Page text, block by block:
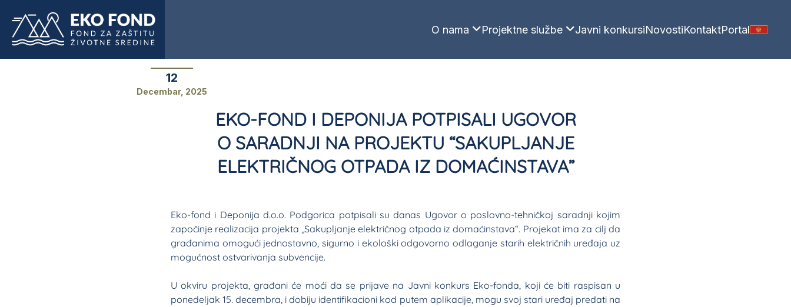
O nama Projektne službe Javni konkursiNovostiKontaktPortal
12
Decembar, 2025
EKO-FOND I DEPONIJA POTPISALI UGOVOR
O SARADNJI NA PROJEKTU “SAKUPLJANJE
ELEKTRIČNOG OTPADA IZ DOMAĆINSTAVA”
Eko-fond i Deponija d.o.o. Podgorica potpisali su danas Ugovor o poslovno-tehničkoj saradnji kojim
započinje realizacija projekta „Sakupljanje električnog otpada iz domaćinstava“. Projekat ima za cilj da
građanima omogući jednostavno, sigurno i ekološki odgovorno odlaganje starih električnih uređaja uz
mogućnost ostvarivanja subvencije.
U okviru projekta, građani će moći da se prijave na Javni konkurs Eko-fonda, koji će biti raspisan u
ponedeljak 15. decembra, i dobiju identifikacioni kod putem aplikacije, mogu svoj stari uređaj predati na